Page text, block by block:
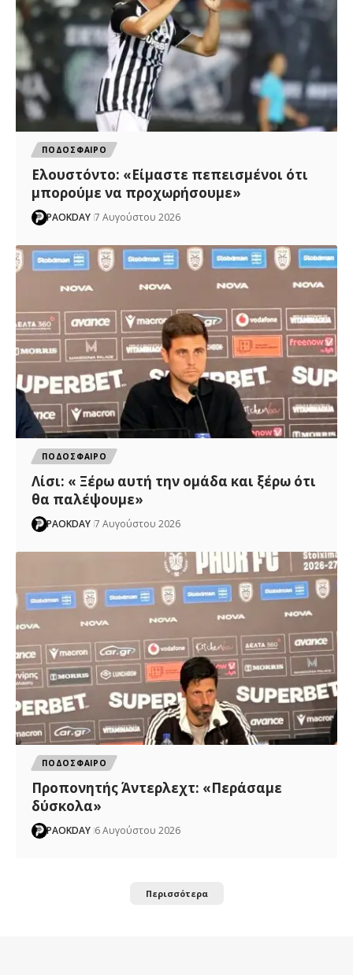
ΠΟΔΟΣΦΑΙΡΟ
Ελουστόντο: «Είμαστε πεπεισμένοι ότι
μπορούμε να προχωρήσουμε»
PAOKDAY 7 Αυγούστου 2026
ΠΟΔΟΣΦΑΙΡΟ
Λίσι: « Ξέρω αυτή την ομάδα και ξέρω ότι
θα παλέψουμε»
PAOKDAY 7 Αυγούστου 2026
ΠΟΔΟΣΦΑΙΡΟ
Προπονητής Άντερλεχτ: «Περάσαμε
δύσκολα»
PAOKDAY 6 Αυγούστου 2026
Περισσότερα